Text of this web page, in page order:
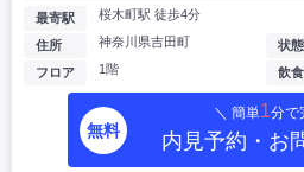
最寄駅 桜木町駅 徒歩4分
住所 神奈川県吉田町
フロア 1階
状態
飲食
無料
＼ 簡単1分で
内見予約・お